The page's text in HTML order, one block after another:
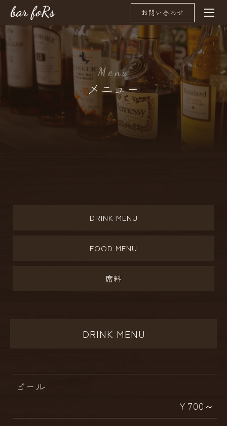
お問い合わせ
メニュー
M enu
DRINK MENU
FOOD MENU
席料
DRINK MENU
ビール
￥700～